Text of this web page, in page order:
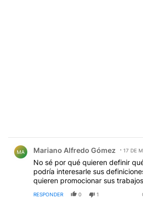
MA Mariano Alfredo Gómez 17 DE
No sé por qué quieren definir
podría interesarle sus
quieren promocionar sus
RESPONDER 0 1